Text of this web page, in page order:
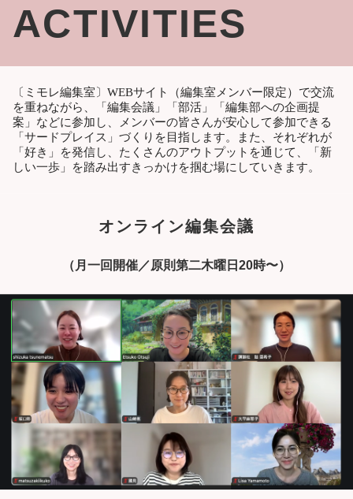
ACTIVITIES
〔ミモレ編集室〕WEBサイト（編集室メンバー限定）で交流
を重ねながら、「編集会議」「部活」「編集部への企画提
案」などに参加し、メンバーの皆さんが安心して参加できる
「サードプレイス」づくりを目指します。また、それぞれが
「好き」を発信し、たくさんのアウトプットを通じて、「新
しい一歩」を踏み出すきっかけを掴む場にしていきます。
オンライン編集会議
（月一回開催／原則第二木曜日20時〜）